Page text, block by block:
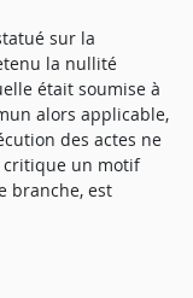
sur la
la nullité
était soumise à
alors applicable,
des actes ne
critique un motif
branche, est